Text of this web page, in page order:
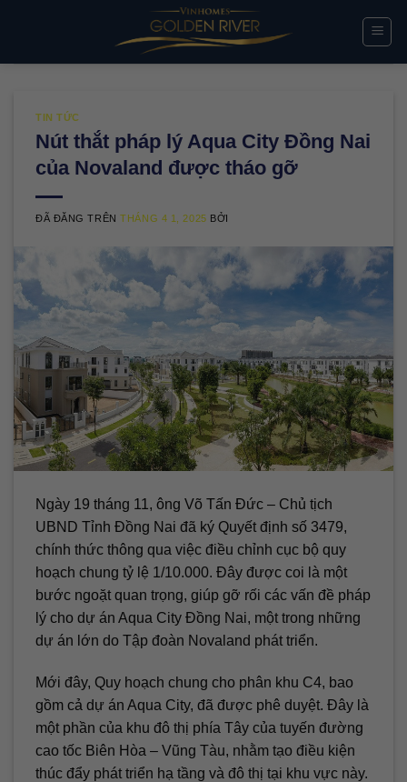
TIN TỨC
Nút thắt pháp lý Aqua City Đồng Nai
của Novaland được tháo gỡ
ĐÃ ĐĂNG TRÊNTHÁNG 4 1, 2025 BỞI
Ngày 19 tháng 11, ông Võ Tấn Đức – Chủ tịch
UBND Tỉnh Đồng Nai đã ký Quyết định số 3479,
chính thức thông qua việc điều chỉnh cục bộ quy
hoạch chung tỷ lệ 1/10.000. Đây được coi là một
bước ngoặt quan trọng, giúp gỡ rối các vấn đề pháp
lý cho dự án Aqua City Đồng Nai, một trong những
dự án lớn do Tập đoàn Novaland phát triển.
Mới đây, Quy hoạch chung cho phân khu C4, bao
gồm cả dự án Aqua City, đã được phê duyệt. Đây là
một phần của khu đô thị phía Tây của tuyến đường
cao tốc Biên Hòa – Vũng Tàu, nhằm tạo điều kiện
thúc đẩy phát triển hạ tầng và đô thị tại khu vực này.